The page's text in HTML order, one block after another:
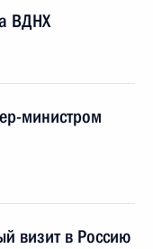
ВДНХ
министром
визит в Россию